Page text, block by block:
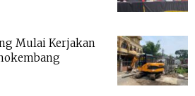
Mulai Kerjakan